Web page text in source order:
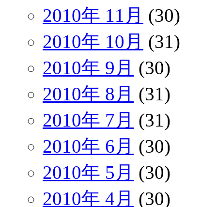
2010年 11月 (30)
2010年 10月 (31)
2010年 9月 (30)
2010年 8月 (31)
2010年 7月 (31)
2010年 6月 (30)
2010年 5月 (30)
2010年 4月 (30)